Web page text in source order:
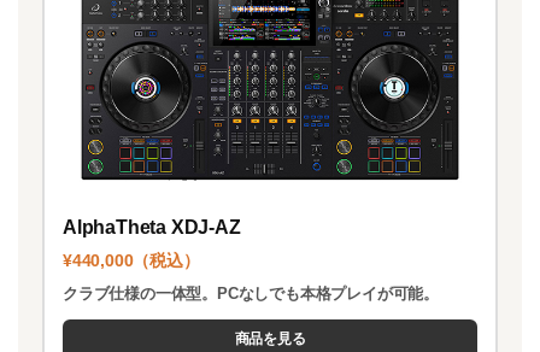
AlphaTheta XDJ-AZ
¥440,000（税込）
クラブ仕様の一体型。PCなしでも本格プレイが可能。
商品を見る